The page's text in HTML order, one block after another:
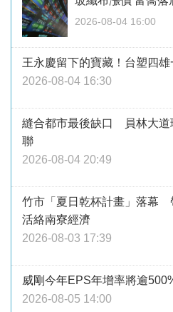
2026-08-04 16:00
王永慶留下的寶藏！台塑四
2026-08-04 16:30
縫合都市最後缺口 員林大道
聯
2026-08-04 20:49
竹市「夏日乾杯計畫」落幕
活絡南寮經濟
2026-08-03 17:39
威剛今年EPS年增率將逾
2026-08-05 14:00